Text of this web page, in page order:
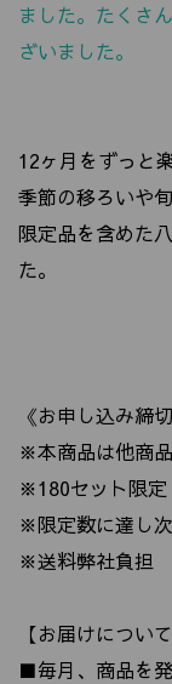
ました。たくさ
ざいました。
12ヶ月をずっと
季節の移ろいや
限定品を含めた
た。
《お申し込み締
※本商品は他商
※180セット限定
※限定数に達し
※送料弊社負担
【お届けについて
■毎月、商品を